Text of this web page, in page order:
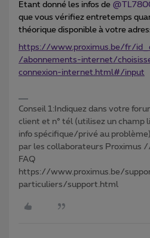
Etant donné les infos de
que vous vérifiez entretemps
théorique disponible à votre
https://www.proximus.be/fr/
/abonnements-internet/
connexion-internet.html#/input
Conseil 1:Indiquez dans votre
client et n° tél (utilisez un champ
info spécifique/privé au
par les collaborateurs Proximus
FAQ
https://www.proximus.be/
particuliers/support.html